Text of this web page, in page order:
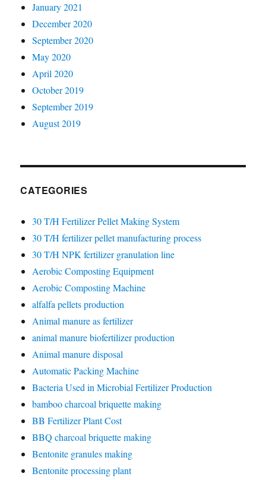
January 2021
December 2020
September 2020
May 2020
April 2020
October 2019
September 2019
August 2019
CATEGORIES
30 T/H Fertilizer Pellet Making System
30 T/H fertilizer pellet manufacturing process
30 T/H NPK fertilizer granulation line
Aerobic Composting Equipment
Aerobic Composting Machine
alfalfa pellets production
Animal manure as fertilizer
animal manure biofertilizer production
Animal manure disposal
Automatic Packing Machine
Bacteria Used in Microbial Fertilizer Production
bamboo charcoal briquette making
BB Fertilizer Plant Cost
BBQ charcoal briquette making
Bentonite granules making
Bentonite processing plant